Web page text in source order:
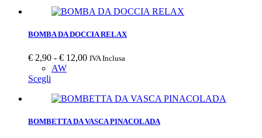
BOMBA DA DOCCIA RELAX
€ 2,90 - € 12,00 IVA Inclusa
AW
Scegli
BOMBETTA DA VASCA PINACOLADA